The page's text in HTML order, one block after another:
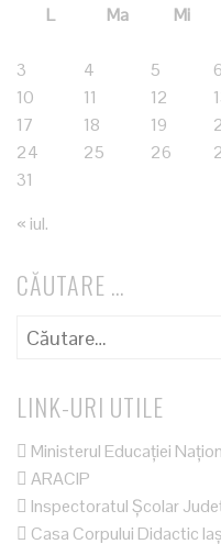
L
Ma Mi
3
4 5 6
10
11 12
17
18 19
24
25 26
31
« iul.
CĂUTARE …
Caută
LINK-URI UTILE
Ministerul Educației
ARACIP
Inspectoratul Școlar
Casa Corpului Didactic